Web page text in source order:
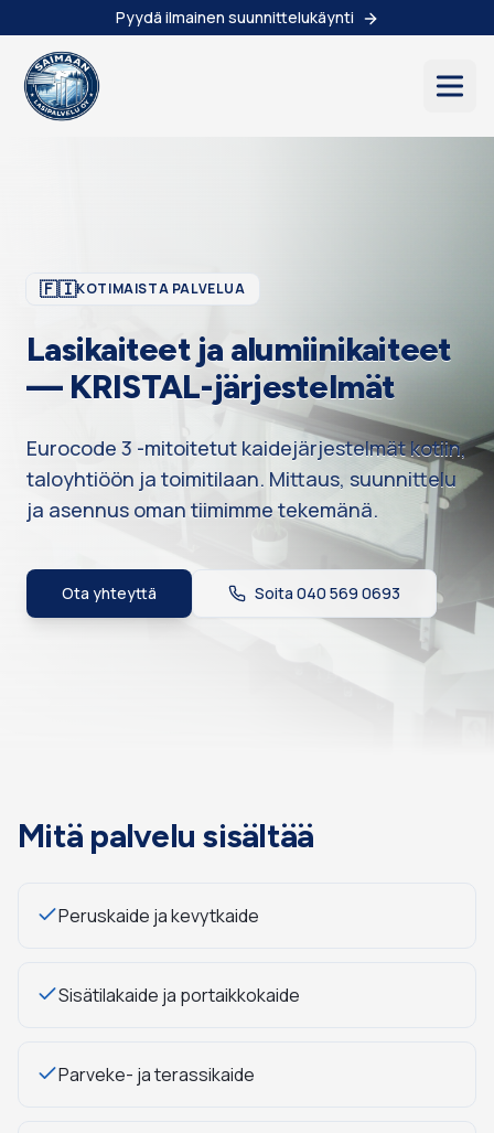
Siirry sisältöönPyydä ilmainen suunnittelukäynti
🇫🇮KOTIMAISTA PALVELUA
Lasikaiteet ja alumiinikaiteet
— KRISTAL-järjestelmät
Eurocode 3 -mitoitetut kaidejärjestelmät kotiin,
taloyhtiöön ja toimitilaan. Mittaus, suunnittelu
ja asennus oman tiimimme tekemänä.
Ota yhteyttä Soita 040 569 0693
Mitä palvelu sisältää
Peruskaide ja kevytkaide
Sisätilakaide ja portaikkokaide
Parveke- ja terassikaide